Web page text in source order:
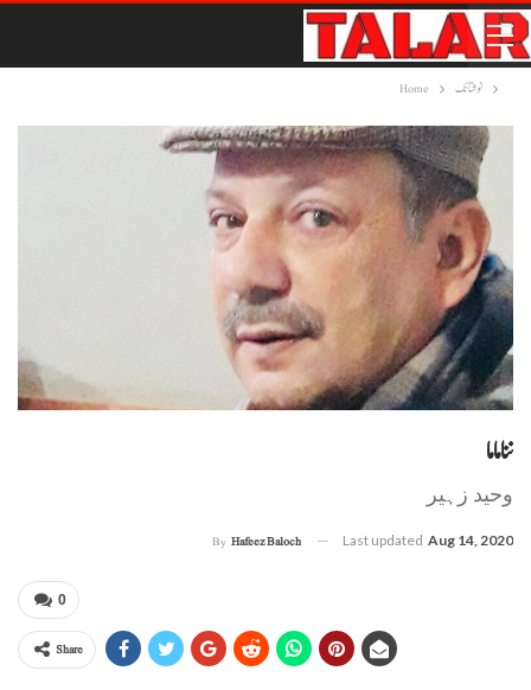
Home نوشتانک
ننا ماما
وحید زہیر
By Hafeez Baloch Last updated Aug 14, 2020
0
Share